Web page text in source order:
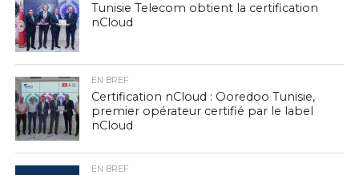
Tunisie Telecom obtient la certification
nCloud
EN BREF
Certification nCloud : Ooredoo Tunisie,
premier opérateur certifié par le label
nCloud
EN BREF